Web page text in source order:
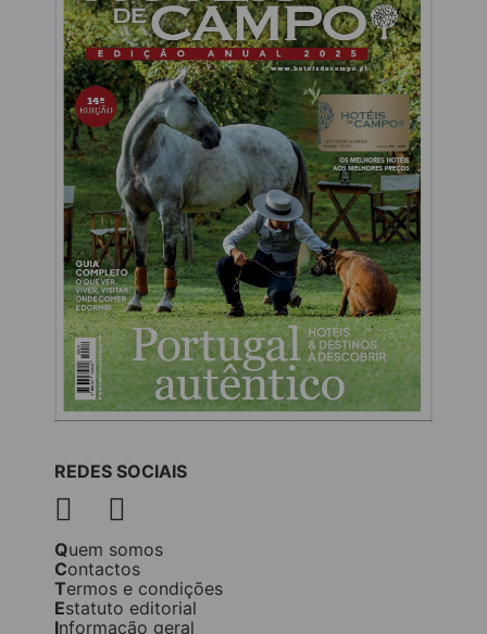
REDES SOCIAIS
Quem somos
Contactos
Termos e condições
Estatuto editorial
Informação geral